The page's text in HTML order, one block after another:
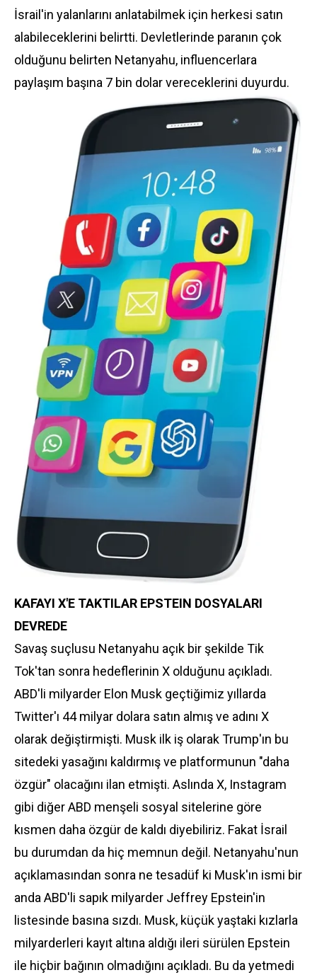
İsrail'in yalanlarını anlatabilmek için herkesi satın
alabileceklerini belirtti. Devletlerinde paranın çok
olduğunu belirten Netanyahu, influencerlara
paylaşım başına 7 bin dolar vereceklerini duyurdu.
KAFAYI X'E TAKTILAR EPSTEIN DOSYALARI
DEVREDE
Savaş suçlusu Netanyahu açık bir şekilde Tik
Tok'tan sonra hedeflerinin X olduğunu açıkladı.
ABD'li milyarder Elon Musk geçtiğimiz yıllarda
Twitter'ı 44 milyar dolara satın almış ve adını X
olarak değiştirmişti. Musk ilk iş olarak Trump'ın bu
sitedeki yasağını kaldırmış ve platformunun "daha
özgür" olacağını ilan etmişti. Aslında X, Instagram
gibi diğer ABD menşeli sosyal sitelerine göre
kısmen daha özgür de kaldı diyebiliriz. Fakat İsrail
bu durumdan da hiç memnun değil. Netanyahu'nun
açıklamasından sonra ne tesadüf ki Musk'ın ismi bir
anda ABD'li sapık milyarder Jeffrey Epstein'in
listesinde basına sızdı. Musk, küçük yaştaki kızlarla
milyarderleri kayıt altına aldığı ileri sürülen Epstein
ile hiçbir bağının olmadığını açıkladı. Bu da yetmedi